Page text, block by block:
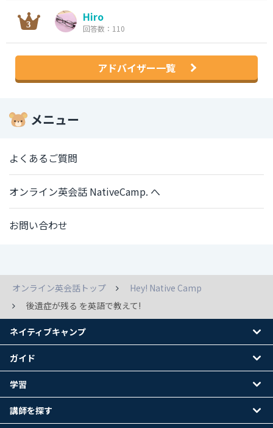
Hiro
回答数：110
アドバイザー一覧
メニュー
よくあるご質問
オンライン英会話 NativeCamp. へ
お問い合わせ
オンライン英会話トップ
Hey! Native Camp
後遺症が残る を英語で教えて!
ネイティブキャンプ
ガイド
学習
講師を探す